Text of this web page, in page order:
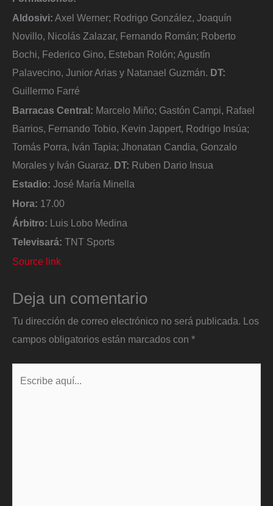
Aldosivi: Axel Werner; Rodrigo González, Joaquín
Novillo, Nicolás Zalazar, Fernando Román; Roberto
Bochi, Federico Gino, Esteban Rolón; Agustín
Palavecino, Junior Arias y Natanael Guzmán. DT:
Guillermo Farré
Barracas Central: Marcelo Miño; Gastón Campi, Rafael
Barrios, Fernando Tobio, Kevin Jappert, Rodrigo Insúa;
Tomás Porra, Iván Tapia; Jhonatan Candia, Gonzalo
Morales y Iván Guaraz. DT: Ruben Dario Insua
Estadio: José María Minella
Hora: 17.00
Árbitro: Luis Lobo Medina
Televisará: TNT Sports
Source link
Deja un comentario
Tu dirección de correo electrónico no será publicada.
Los
campos obligatorios están marcados con *